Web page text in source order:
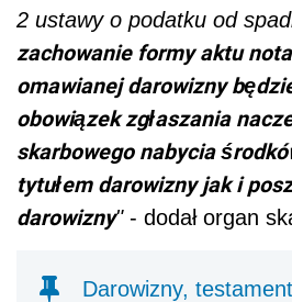
2 ustawy o podatku od
zachowanie formy aktu
omawianej darowizny
obowiązek zgłaszania
skarbowego nabycia
tytułem darowizny jak i
darowizny"- dodał organ
Darowizny,